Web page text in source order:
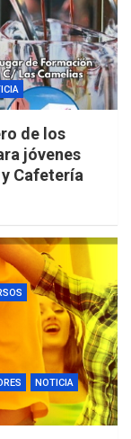
de los
jóvenes
Cafetería
NOTICIA